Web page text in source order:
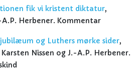
fik vi kristent diktatur,
A.P. Herbener. Kommentar
og Luthers mørke sider,
Karsten Nissen og J.-A.P. Herbener.